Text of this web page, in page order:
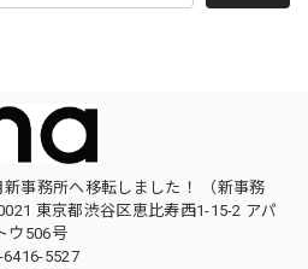
事務所へ移転しました！ （新事務
東京都渋谷区恵比寿西1-15-2 アパ
ウ506号
6416-5527